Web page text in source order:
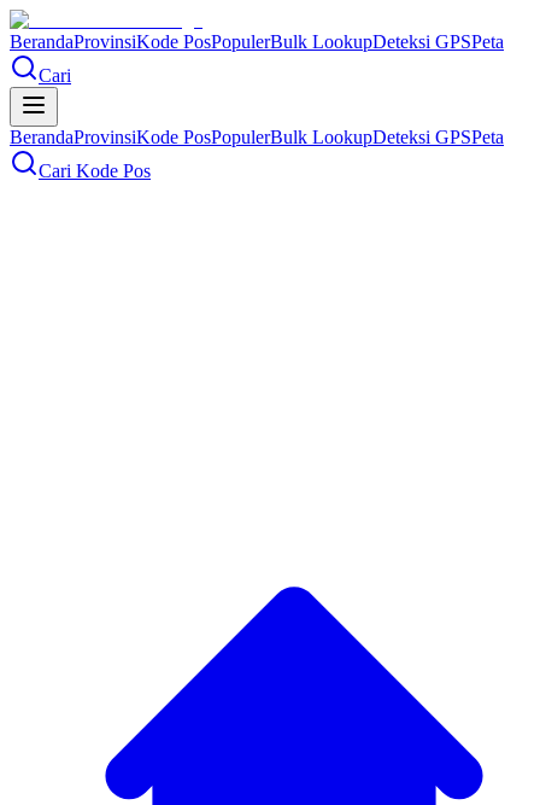
BerandaProvinsiKode PosPopulerBulk LookupDeteksi GPSPeta
Cari
BerandaProvinsiKode PosPopulerBulk LookupDeteksi GPSPeta
Cari Kode Pos